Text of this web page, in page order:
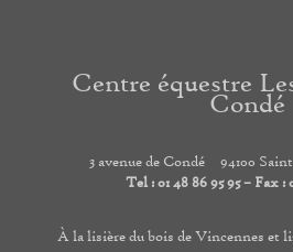
Centre équestre
Condé
3 avenue de Condé
94100
Tel : 01 48 86 95 95 – Fax :
À la lisière du bois de Vincennes et